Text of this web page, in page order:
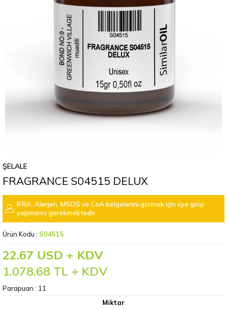
ŞELALE
FRAGRANCE S04515 DELUX
IFRA, Alerjen, MSDS ve CoA belgelerini görmek için üye girişi
yapmanız gerekmektedir.
Ürün Kodu : S04515
22.67 USD + KDV
1.078,68 TL + KDV
Parapuan : 11
Miktar